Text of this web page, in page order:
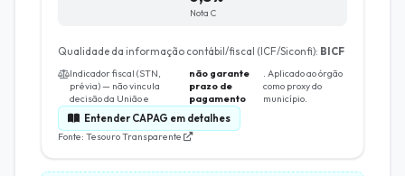
Nota C
Qualidade da informação contábil/fiscal (ICF/Siconfi): BICF
Indicador fiscal (STN,
prévia) — não vincula
decisão da União e
não garante
prazo de
pagamento
. Aplicado ao órgão
como proxy do
município.
Entender CAPAG em detalhes
Fonte: Tesouro Transparente